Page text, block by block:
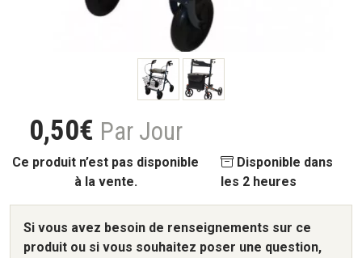
0,50€ Par Jour
Ce produit n’est pas disponible
à la vente.
Disponible dans
les 2 heures
Si vous avez besoin de renseignements sur ce
produit ou si vous souhaitez poser une question,